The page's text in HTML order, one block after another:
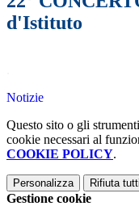
d'Istituto
Notizie
Questo sito o gli
cookie necessari al
COOKIE POLICY.
Personalizza Rifiuta tutti
Gestione cookie